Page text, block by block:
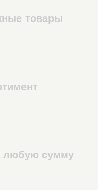
товары
любую сумму